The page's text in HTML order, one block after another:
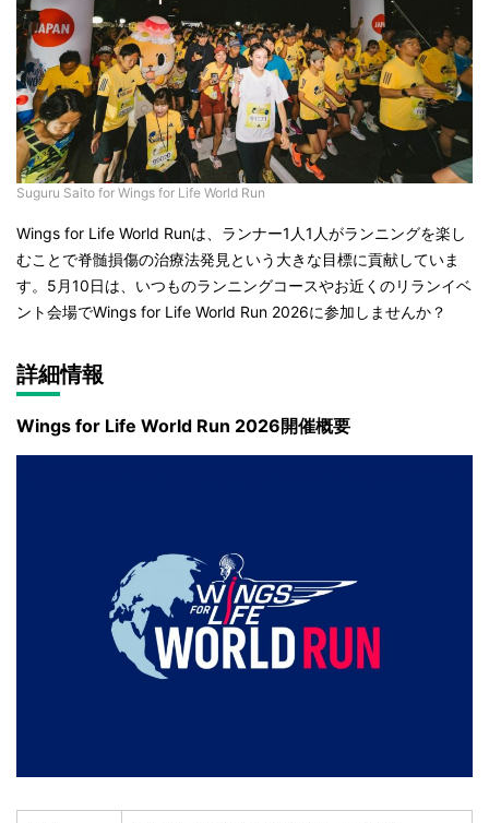
Suguru Saito for Wings for Life World Run
Wings for Life World Runは、ランナー1人1人がランニングを楽し
むことで脊髄損傷の治療法発見という大きな目標に貢献していま
す。5月10日は、いつものランニングコースやお近くのリランイベ
ント会場でWings for Life World Run 2026に参加しませんか？
詳細情報
Wings for Life World Run 2026開催概要